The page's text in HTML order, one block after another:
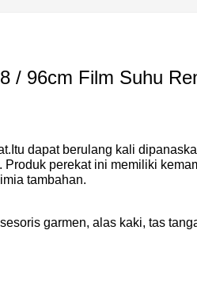
/ 96cm Film Suhu
dapat berulang kali
perekat ini memiliki
tambahan.
garmen, alas kaki, tas